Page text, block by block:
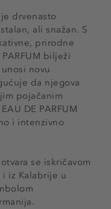
je drvenasto
ali snažan. S
prirodne
bilježi
novu
da njegova
pojačanim
DE PARFUM
i intenzivno
se iskričavom
iz Kalabrije u